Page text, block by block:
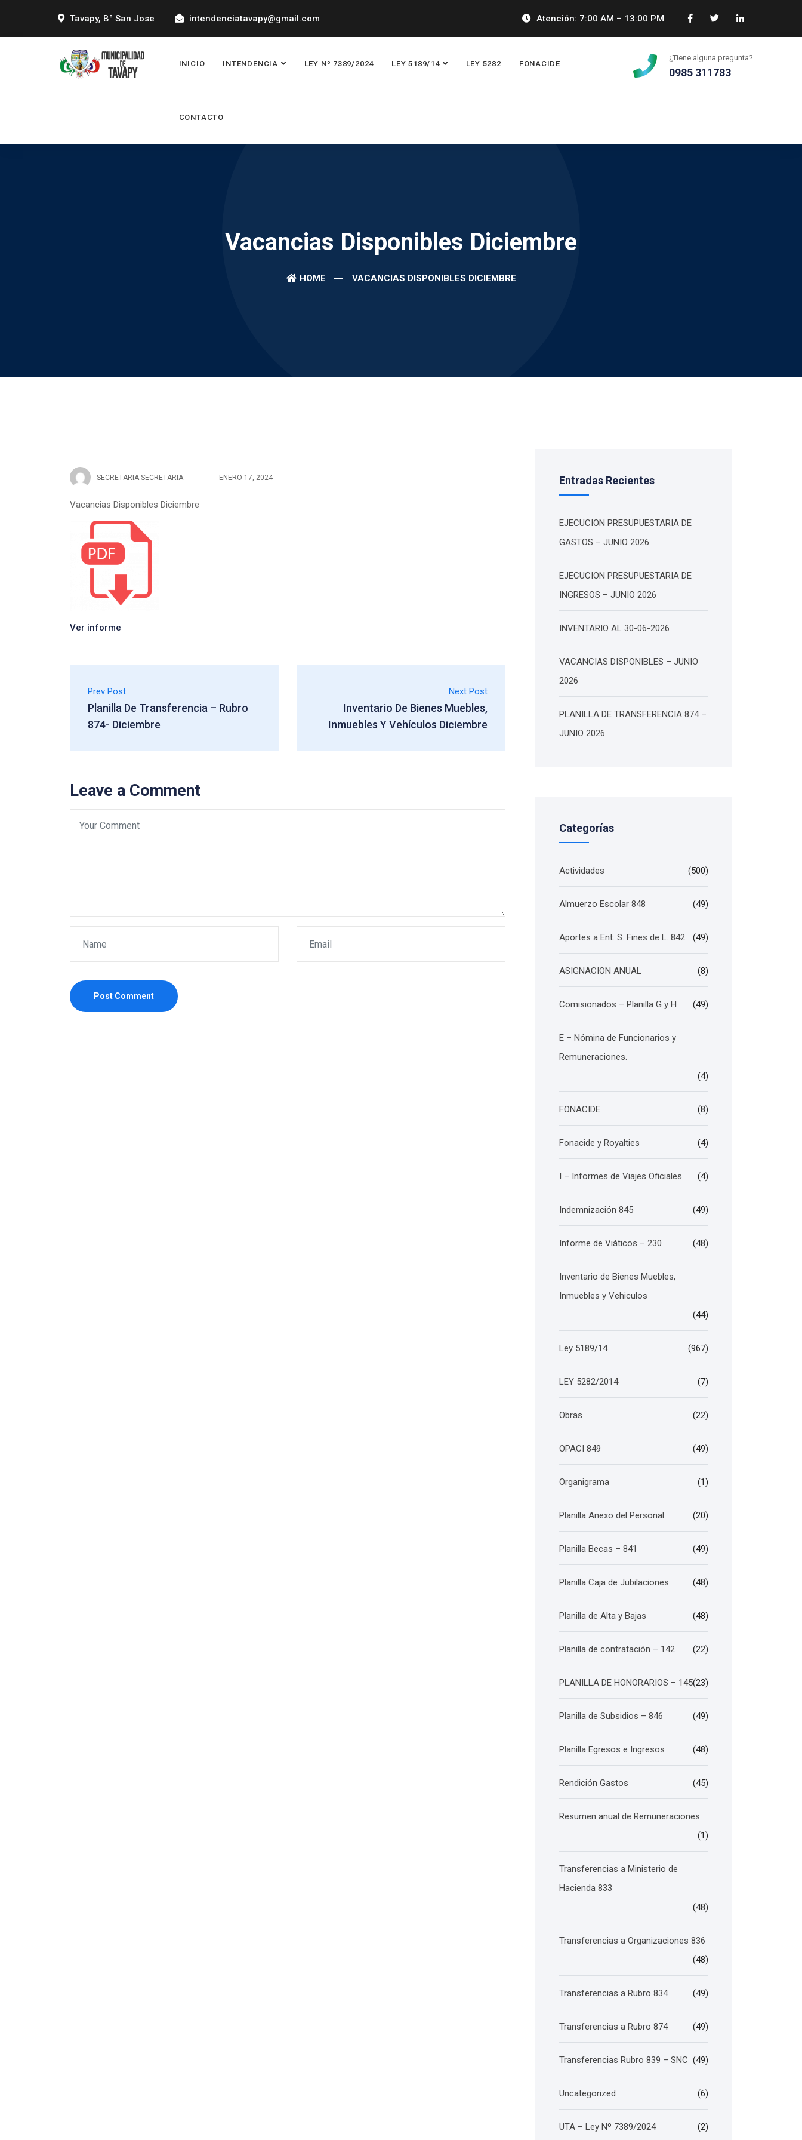
Tavapy, B° San Jose intendenciatavapy@gmail.com Atención: 7:00 AM – 13:00 PM
¿Tiene alguna pregunta?
0985 311783
INICIO INTENDENCIA LEY Nº 7389/2024 LEY 5189/14 LEY 5282 FONACIDE
CONTACTO
Vacancias Disponibles Diciembre
HOME VACANCIAS DISPONIBLES DICIEMBRE
SECRETARIA SECRETARIA ENERO 17, 2024
Vacancias Disponibles Diciembre
Ver informe
Prev Post
Planilla De Transferencia – Rubro
874- Diciembre
Next Post
Inventario De Bienes Muebles,
Inmuebles Y Vehículos Diciembre
Leave a Comment
Post Comment
Entradas Recientes
EJECUCION PRESUPUESTARIA DE
GASTOS – JUNIO 2026
EJECUCION PRESUPUESTARIA DE
INGRESOS – JUNIO 2026
INVENTARIO AL 30-06-2026
VACANCIAS DISPONIBLES – JUNIO
2026
PLANILLA DE TRANSFERENCIA 874 –
JUNIO 2026
Categorías
Actividades (500)
Almuerzo Escolar 848 (49)
Aportes a Ent. S. Fines de L. 842 (49)
ASIGNACION ANUAL (8)
Comisionados – Planilla G y H (49)
E – Nómina de Funcionarios y
Remuneraciones.
(4)
FONACIDE (8)
Fonacide y Royalties (4)
I – Informes de Viajes Oficiales. (4)
Indemnización 845 (49)
Informe de Viáticos – 230 (48)
Inventario de Bienes Muebles,
Inmuebles y Vehiculos
(44)
Ley 5189/14 (967)
LEY 5282/2014 (7)
Obras (22)
OPACI 849 (49)
Organigrama (1)
Planilla Anexo del Personal (20)
Planilla Becas – 841 (49)
Planilla Caja de Jubilaciones (48)
Planilla de Alta y Bajas (48)
Planilla de contratación – 142 (22)
PLANILLA DE HONORARIOS – 145(23)
Planilla de Subsidios – 846 (49)
Planilla Egresos e Ingresos (48)
Rendición Gastos (45)
Resumen anual de Remuneraciones
(1)
Transferencias a Ministerio de
Hacienda 833
(48)
Transferencias a Organizaciones 836
(48)
Transferencias a Rubro 834 (49)
Transferencias a Rubro 874 (49)
Transferencias Rubro 839 – SNC (49)
Uncategorized (6)
UTA – Ley Nº 7389/2024 (2)